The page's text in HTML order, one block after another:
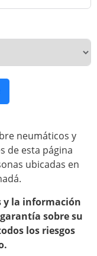
neumáticos y
de esta página
ubicadas en
y la información
sobre su
los riesgos